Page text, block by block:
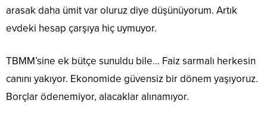
arasak daha ümit var oluruz diye düşünüyorum. Artık
evdeki hesap çarşıya hiç uymuyor.
TBMM’sine ek bütçe sunuldu bile… Faiz sarmalı herkesin
canını yakıyor. Ekonomide güvensiz bir dönem yaşıyoruz.
Borçlar ödenemiyor, alacaklar alınamıyor.